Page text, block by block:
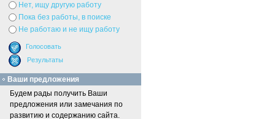
Нет, ищу другую работу
Пока без работы, в поиске
Не работаю и не ищу работу
Ваши предложения
Будем рады получить Ваши
предложения или замечания по
развитию и содержанию сайта.